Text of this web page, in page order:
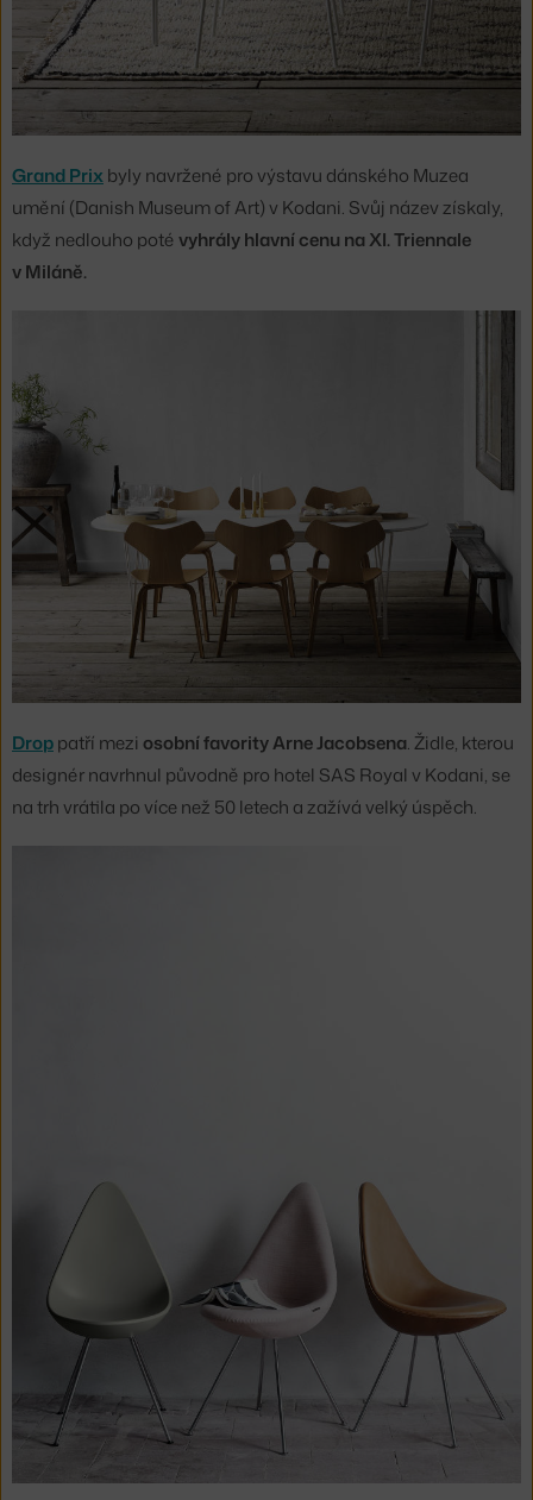
Grand Prixbyly navržené pro výstavu dánského Muzea
umění (Danish Museum of Art) v Kodani. Svůj název získaly,
když nedlouho potévyhrály hlavní cenu na XI. Triennale
v Miláně.
Droppatří mezi osobní favority Arne Jacobsena. Židle, kterou
designér navrhnul původně pro hotel SAS Royal v Kodani, se
na trh vrátila po více než 50 letech a zažívá velký úspěch.